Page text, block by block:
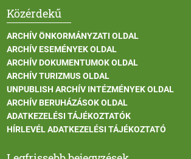
Közérdekű
ARCHÍV ÖNKORMÁNYZATI OLDAL
ARCHÍV ESEMÉNYEK OLDAL
ARCHÍV DOKUMENTUMOK OLDAL
ARCHÍV TURIZMUS OLDAL
UNPUBLISH ARCHÍV INTÉZMÉNYEK OLDAL
ARCHÍV BERUHÁZÁSOK OLDAL
ADATKEZELÉSI TÁJÉKOZTATÓK
HÍRLEVÉL ADATKEZELÉSI TÁJÉKOZTATÓ